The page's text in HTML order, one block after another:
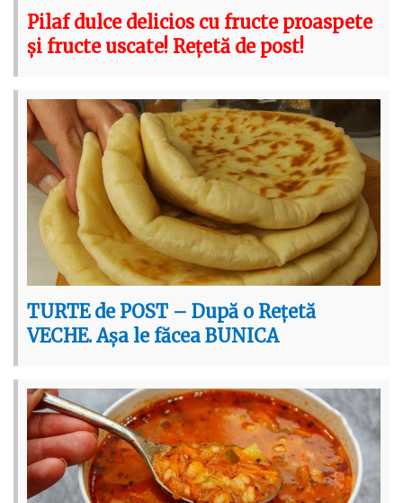
Pilaf dulce delicios cu fructe proaspete
și fructe uscate! Rețetă de post!
TURTE de POST – După o Rețetă
VECHE. Așa le făcea BUNICA